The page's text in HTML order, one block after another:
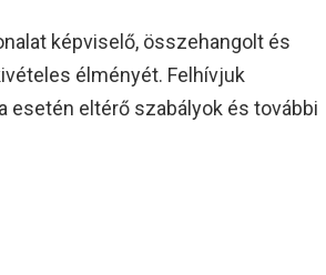
képviselő, összehangolt és
élményét. Felhívjuk
esetén eltérő szabályok és további